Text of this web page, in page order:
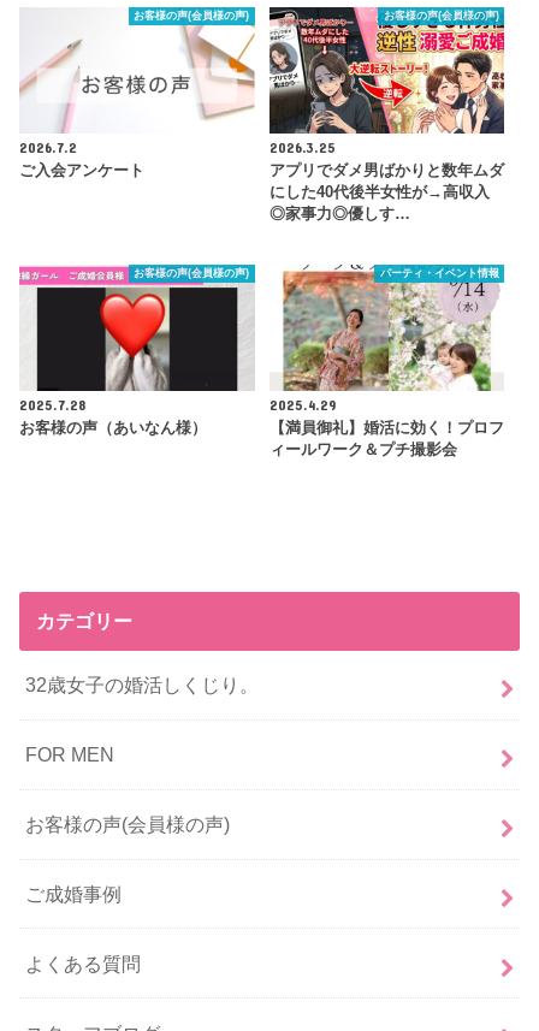
お客様の声(会員様の声)
2026.7.2
ご入会アンケート
お客様の声(会員様の声)
2026.3.25
アプリでダメ男ばかりと数年ムダ
にした40代後半女性が→高収入
◎家事力◎優しす…
お客様の声(会員様の声)
2025.7.28
お客様の声（あいなん様）
パーティ・イベント情報
2025.4.29
【満員御礼】婚活に効く！プロフ
ィールワーク＆プチ撮影会
カテゴリー
32歳女子の婚活しくじり。
FOR MEN
お客様の声(会員様の声)
ご成婚事例
よくある質問